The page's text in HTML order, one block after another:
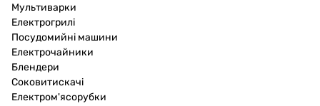
Мультиварки
Електрогрилі
Посудомийні машини
Електрочайники
Блендери
Соковитискачі
Електром'ясорубки